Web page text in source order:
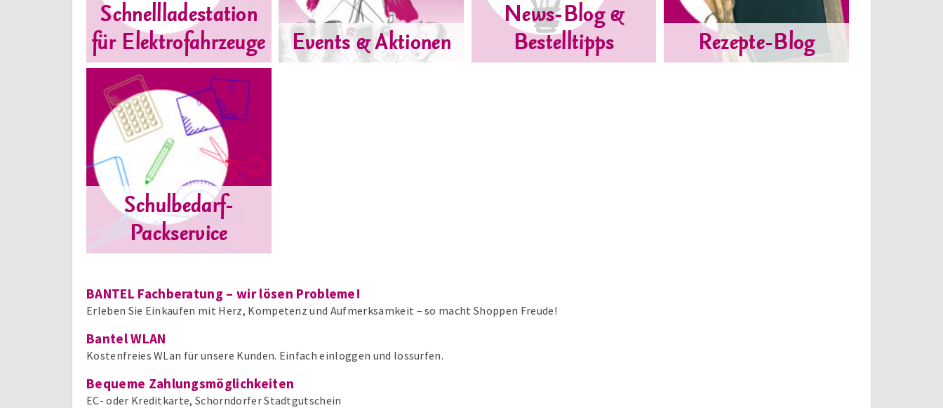
Schnellladestation
für Elektrofahrzeuge
Events & Aktionen
News-Blog &
Bestelltipps
Rezepte-Blog
Schulbedarf-
Packservice
BANTEL Fachberatung – wir lösen Probleme!
Erleben Sie Einkaufen mit Herz, Kompetenz und Aufmerksamkeit – so macht Shoppen Freude!
Bantel WLAN
Kostenfreies WLan für unsere Kunden. Einfach einloggen und lossurfen.
Bequeme Zahlungsmöglichkeiten
EC- oder Kreditkarte, Schorndorfer Stadtgutschein